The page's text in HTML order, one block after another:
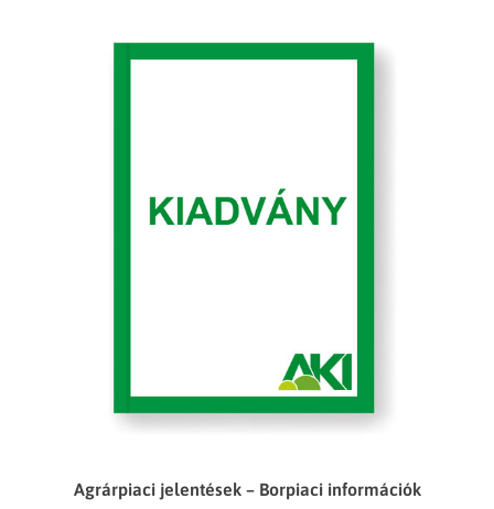
Agrárpiaci jelentések – Borpiaci információk